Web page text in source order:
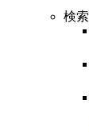
検索